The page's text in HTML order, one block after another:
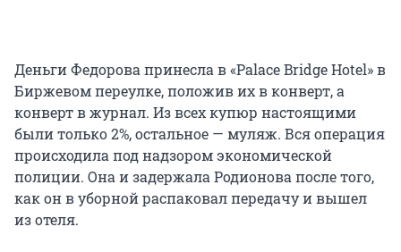
Деньги Федорова принесла в «Palace Bridge Hotel» в
Биржевом переулке, положив их в конверт, а
конверт в журнал. Из всех купюр настоящими
были только 2%, остальное — муляж. Вся операция
происходила под надзором экономической
полиции. Она и задержала Родионова после того,
как он в уборной распаковал передачу и вышел
из отеля.